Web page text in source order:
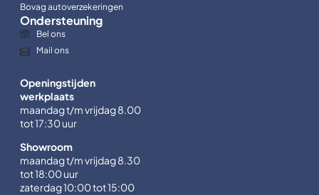
Bovag autoverzekeringen
Ondersteuning
Bel ons
Mail ons
Openingstijden
werkplaats
maandag t/m vrijdag 8.00
tot 17:30 uur
Showroom
maandag t/m vrijdag 8.30
tot 18:00 uur
zaterdag 10:00 tot 15:00